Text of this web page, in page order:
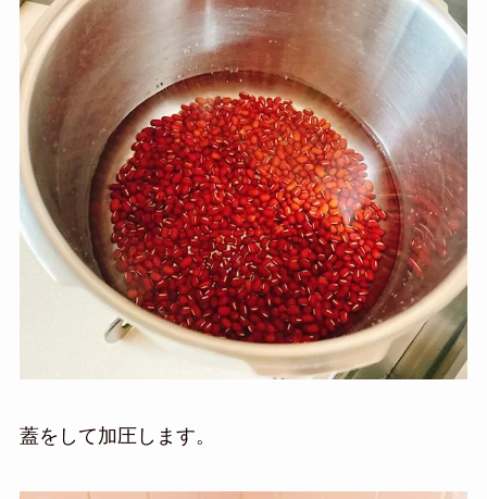
蓋をして加圧します。